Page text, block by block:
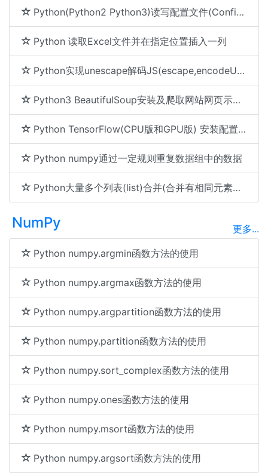
Python(Python2 Python3)读写配置文件(ConfigParser)方法
Python 读取Excel文件并在指定位置插入一列
Python实现unescape解码JS(escape,encodeURI等方法)url编码字符串
Python3 BeautifulSoup安装及爬取网站网页示例代码
Python TensorFlow(CPU版和GPU版) 安装配置及简单示例代码
Python numpy通过一定规则重复数据组中的数据
Python大量多个列表(list)合并(合并有相同元素的列表)
NumPy 更多...
Python numpy.argmin函数方法的使用
Python numpy.argmax函数方法的使用
Python numpy.argpartition函数方法的使用
Python numpy.partition函数方法的使用
Python numpy.sort_complex函数方法的使用
Python numpy.ones函数方法的使用
Python numpy.msort函数方法的使用
Python numpy.argsort函数方法的使用